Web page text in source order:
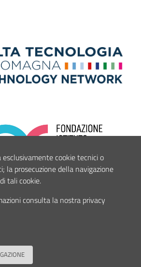
cookie tecnici o
la prosecuzione della navigazione
tali cookie.
consulta la nostra privacy